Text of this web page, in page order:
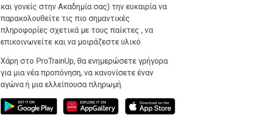
και γονείς στην Ακαδημία σας) την ευκαιρία να
παρακολουθείτε τις πιο σημαντικές
πληροφορίες σχετικά με τους παίκτες , να
επικοινωνείτε και να μοιράζεστε υλικό
Χάρη στο ProTrainUp, θα ενημερώσετε γρήγορα
για μια νέα προπόνηση, να κανονίσετε έναν
αγώνα ή μια ελλείπουσα πληρωμή.